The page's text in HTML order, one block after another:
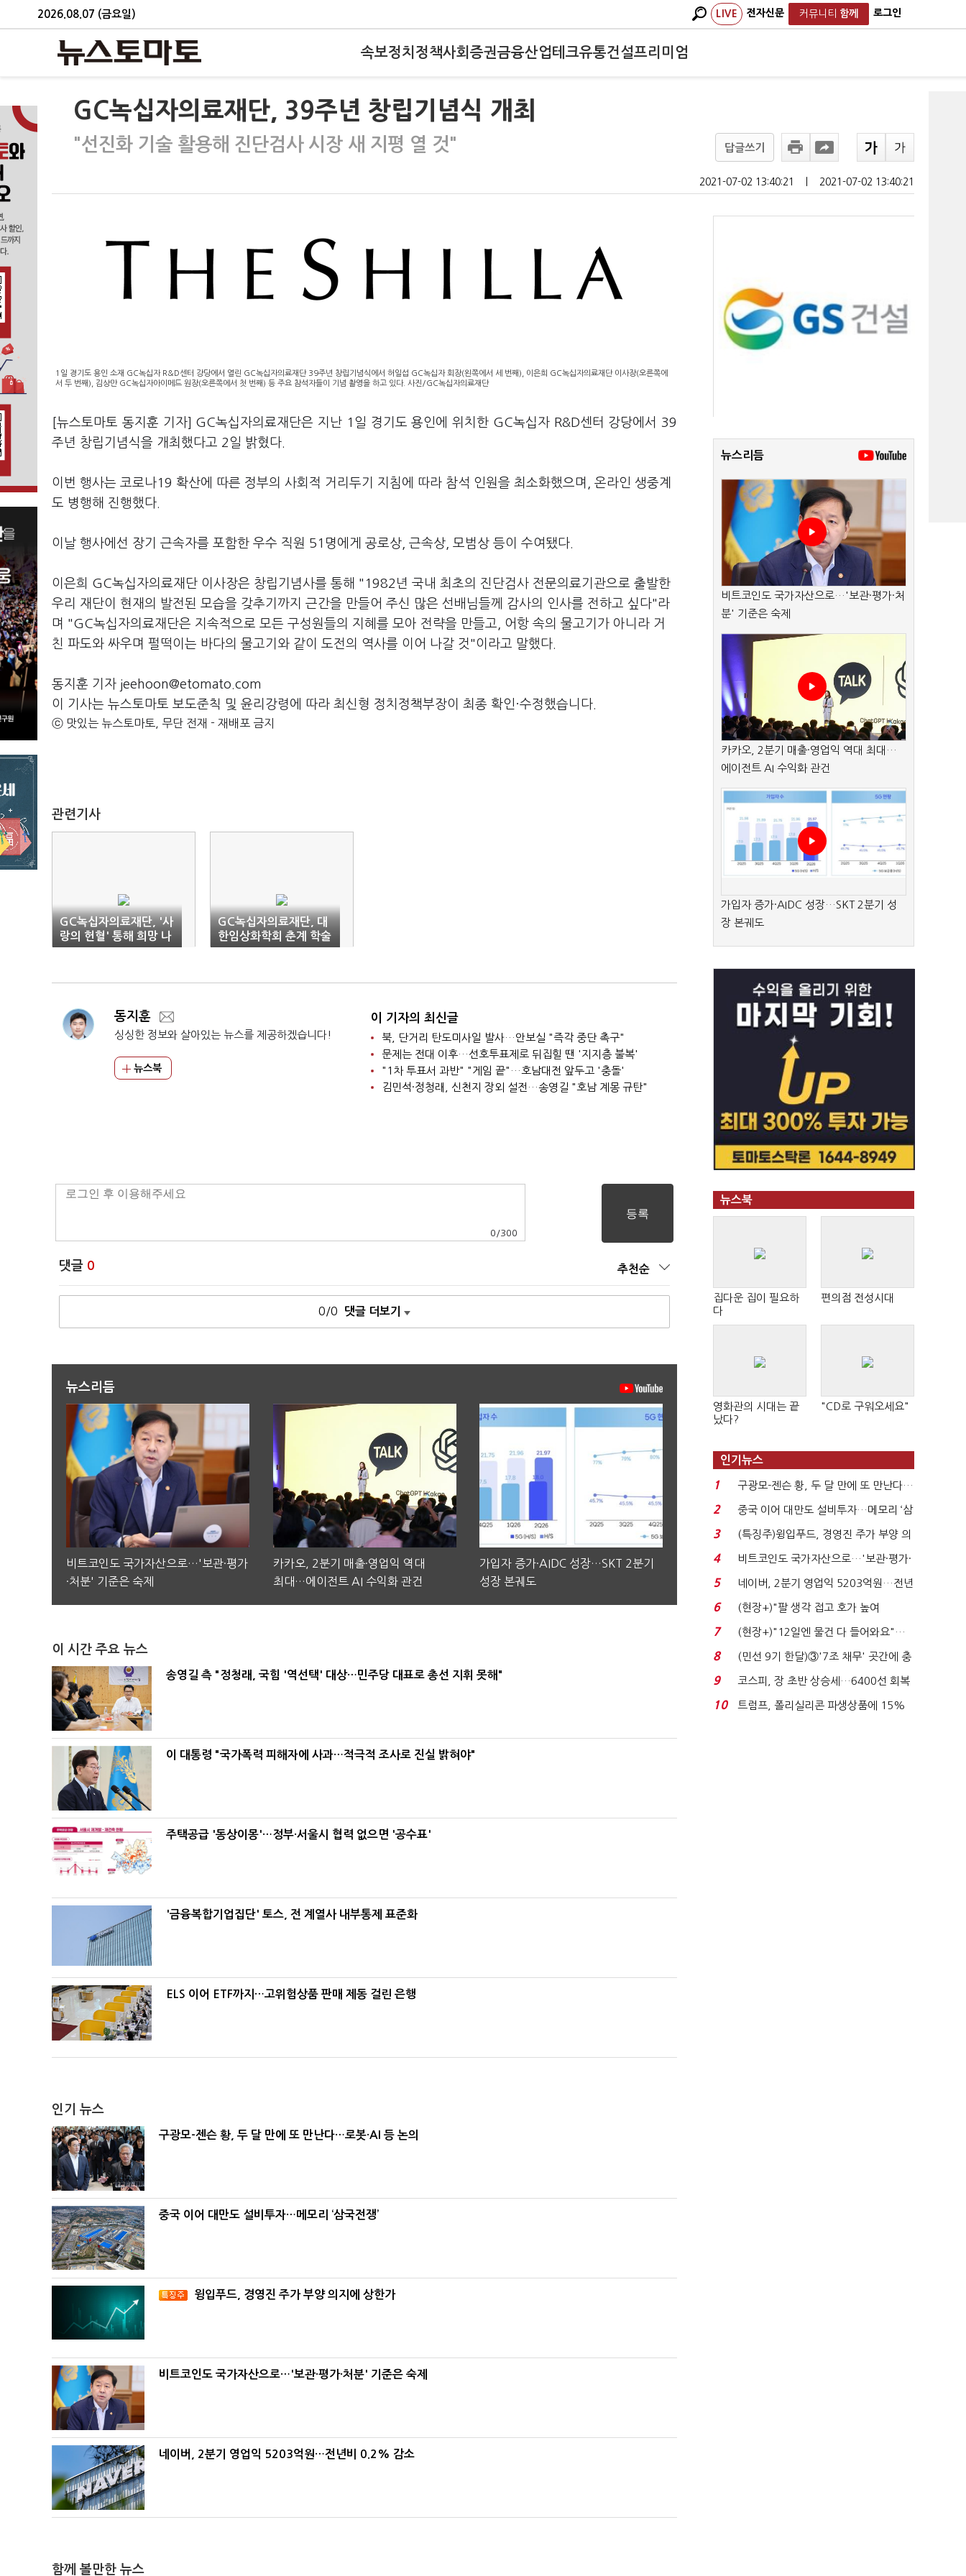
2026.08.07 (금요일) LIVE 전자신문 커뮤니티 함께 로그인
속보정치 정책사회 증권금융산업테크유통건설프리미엄
GC녹십자의료재단, 39주년 창립기념식 개최
"선진화 기술 활용해 진단검사 시장 새 지평 열 것" 답글쓰기
2021-07-02 13:40:21 2021-07-02 13:40:21
1일 경기도 용인 소재 GC녹십자 R&D센터 강당에서 열린 GC녹십자의료재단 39주년 창립기념식에서 허일섭 GC녹십자 회장(왼쪽에서 세 번째), 이은희 GC녹십자의료재단 이사장(오른쪽에
서 두 번째), 김상만 GC녹십자아이메드 원장(오른쪽에서 첫 번째) 등 주요 참석자들이 기념 촬영을 하고 있다. 사진/GC녹십자의료재단
[뉴스토마토 동지훈 기자] GC녹십자의료재단은 지난 1일 경기도 용인에 위치한 GC녹십자 R&D센터 강당에서 39
주년 창립기념식을 개최했다고 2일 밝혔다.
이번 행사는 코로나19 확산에 따른 정부의 사회적 거리두기 지침에 따라 참석 인원을 최소화했으며, 온라인 생중계
도 병행해 진행했다.
이날 행사에선 장기 근속자를 포함한 우수 직원 51명에게 공로상, 근속상, 모범상 등이 수여됐다.
이은희 GC녹십자의료재단 이사장은 창립기념사를 통해 "1982년 국내 최초의 진단검사 전문의료기관으로 출발한
우리 재단이 현재의 발전된 모습을 갖추기까지 근간을 만들어 주신 많은 선배님들께 감사의 인사를 전하고 싶다"라
며 "GC녹십자의료재단은 지속적으로 모든 구성원들의 지혜를 모아 전략을 만들고, 어항 속의 물고기가 아니라 거
친 파도와 싸우며 펄떡이는 바다의 물고기와 같이 도전의 역사를 이어 나갈 것"이라고 말했다.
동지훈 기자 jeehoon@etomato.com
이 기사는 뉴스토마토 보도준칙 및 윤리강령에 따라 최신형 정치정책부장이 최종 확인·수정했습니다.
ⓒ 맛있는 뉴스토마토, 무단 전재 - 재배포 금지
관련기사
GC녹십자의료재단, '사
랑의 헌혈' 통해 희망 나
눔 동참
GC녹십자의료재단, 대
한임상화학회 춘계 학술
대회 참가
동지훈
싱싱한 정보와 살아있는 뉴스를 제공하겠습니다!
뉴스북
이 기자의 최신글
북, 단거리 탄도미사일 발사…안보실 "즉각 중단 촉구"
문제는 전대 이후…선호투표제로 뒤집힐 땐 '지지층 불복'
"1차 투표서 과반" "게임 끝"…호남대전 앞두고 '충돌'
김민석·정청래, 신천지 장외 설전…송영길 "호남 계몽 규탄"
0 /300
댓글 0 추천순
0/0 댓글 더보기
뉴스리듬
비트코인도 국가자산으로…'보관·평가
·처분' 기준은 숙제
카카오, 2분기 매출·영업익 역대
최대…에이전트 AI 수익화 관건
가입자 증가·AIDC 성장…SKT 2분기
성장 본궤도
이 시간 주요 뉴스
송영길 측 "정청래, 국힘 '역선택' 대상…민주당 대표로 총선 지휘 못해"
이 대통령 "국가폭력 피해자에 사과…적극적 조사로 진실 밝혀야"
주택공급 '동상이몽'…정부·서울시 협력 없으면 '공수표'
'금융복합기업집단' 토스, 전 계열사 내부통제 표준화
ELS 이어 ETF까지…고위험상품 판매 제동 걸린 은행
인기 뉴스
구광모-젠슨 황, 두 달 만에 또 만난다…로봇·AI 등 논의
중국 이어 대만도 설비투자…메모리 ‘삼국전쟁’
윙입푸드, 경영진 주가 부양 의지에 상한가
비트코인도 국가자산으로…'보관·평가·처분' 기준은 숙제
네이버, 2분기 영업익 5203억원…전년비 0.2% 감소
함께 볼만한 뉴스
뉴스리듬
비트코인도 국가자산으로…'보관·평가·처
분' 기준은 숙제
카카오, 2분기 매출·영업익 역대 최대…
에이전트 AI 수익화 관건
가입자 증가·AIDC 성장…SKT 2분기 성
장 본궤도
뉴스북
집다운 집이 필요하
다
편의점 전성시대
영화관의 시대는 끝
났다?
"CD로 구워오세요"
인기뉴스
1
구광모-젠슨 황, 두 달 만에 또 만난다…
로봇·AI 등 논...
2
중국 이어 대만도 설비투자…메모리 ‘삼
국전쟁’
3
(특징주)윙입푸드, 경영진 주가 부양 의
지에 상한가...
4
비트코인도 국가자산으로…'보관·평가·
처분' 기준은 ...
5
네이버, 2분기 영업익 5203억원…전년
비 0.2% 감소...
6
(현장+)"팔 생각 접고 호가 높여
요"…'덜 똘똘한 한 채' 20...
7
(현장+)"12일엔 물건 다 들어와요"…
빈 매대 채우며 문 연 ...
8
(민선 9기 한달)③'7조 채무' 곳간에 충
격…추미애, 20년...
9
코스피, 장 초반 상승세…6400선 회복
시도
10
트럼프, 폴리실리콘 파생상품에 15%